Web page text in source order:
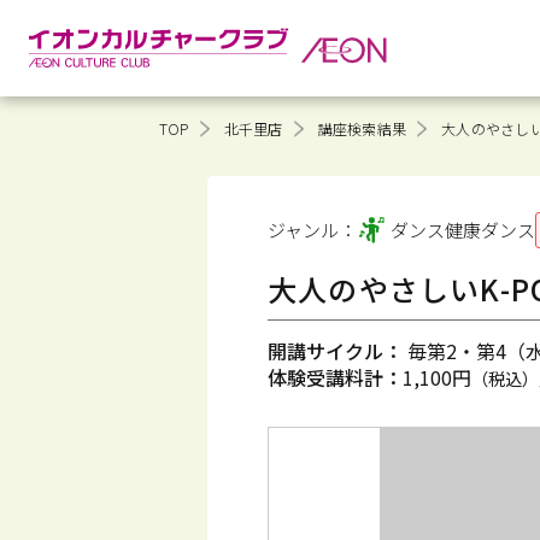
TOP 北千里店 講座検索結果 大人のやさし
ジャンル： ダンス健康ダンス
大人のやさしいK-
開講サイクル： 毎第2・第4（
体験受講料計： 1,100円 （税込